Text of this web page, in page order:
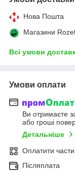
Нова Пошта
Магазини
Всі умови
Умови оплати
Ви отримаєте
або гроші
Детальніше
Оплатити
Післяплата